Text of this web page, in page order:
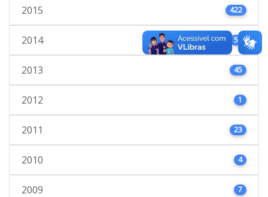
2015 422
2014 59
2013 45
2012 1
2011 23
2010 4
2009 7